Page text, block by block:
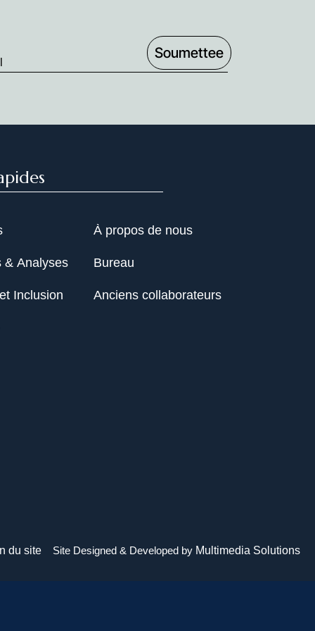
& Analyses
Inclusion
À propos de nous
Bureau
Anciens collaborateurs
du site Site Designed & Developed by Multimedia Solutions